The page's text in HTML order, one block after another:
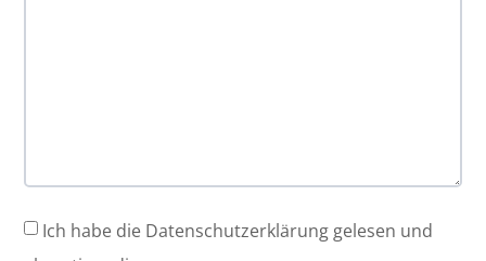
Ich habe die Datenschutzerklärung gelesen und